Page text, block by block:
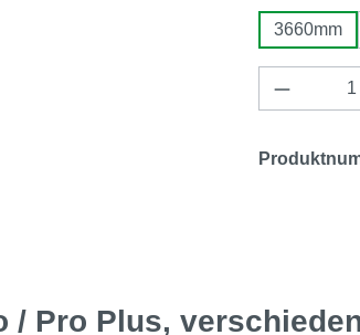
3660mm
/ Pro Plus,